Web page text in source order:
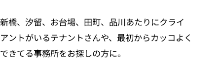
新橋、汐留、お台場、田町、品川あたりにクライ
アントがいるテナントさんや、最初からカッコよく
できてる事務所をお探しの方に。